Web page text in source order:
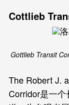
Cottlieb
Gottlieb Transit
The Robert J.
Corridor是一